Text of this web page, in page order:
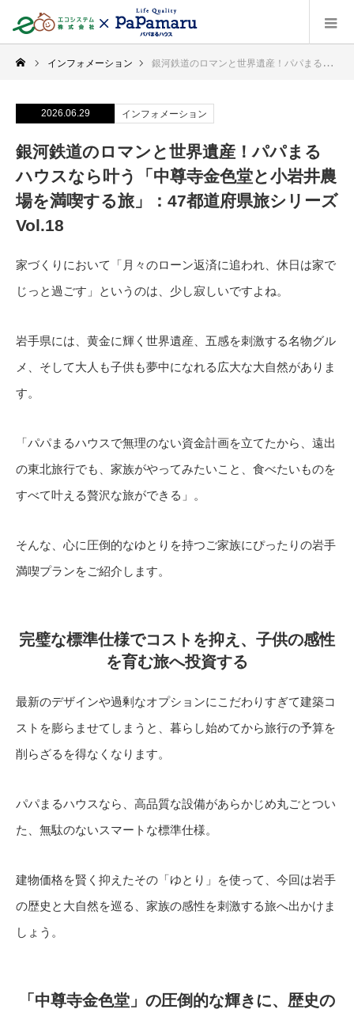
インフォメーション 銀河鉄道のロマンと世界遺産！パパまるハウスなら叶う「中尊寺金色堂と小岩井農場を満喫する旅」：47都道府県旅シリーズ Vol.18
2026.06.29 インフォメーション
銀河鉄道のロマンと世界遺産！パパまる
ハウスなら叶う「中尊寺金色堂と小岩井農
場を満喫する旅」：47都道府県旅シリーズ
Vol.18
家づくりにおいて「月々のローン返済に追われ、休日は家で
じっと過ごす」というのは、少し寂しいですよね。
岩手県には、黄金に輝く世界遺産、五感を刺激する名物グル
メ、そして大人も子供も夢中になれる広大な大自然がありま
す。
「パパまるハウスで無理のない資金計画を立てたから、遠出
の東北旅行でも、家族がやってみたいこと、食べたいものを
すべて叶える贅沢な旅ができる」。
そんな、心に圧倒的なゆとりを持つご家族にぴったりの岩手
満喫プランをご紹介します。
完璧な標準仕様でコストを抑え、子供の感性
を育む旅へ投資する
最新のデザインや過剰なオプションにこだわりすぎて建築コ
ストを膨らませてしまうと、暮らし始めてから旅行の予算を
削らざるを得なくなります。
パパまるハウスなら、高品質な設備があらかじめ丸ごとつい
た、無駄のないスマートな標準仕様。
建物価格を賢く抑えたその「ゆとり」を使って、今回は岩手
の歴史と大自然を巡る、家族の感性を刺激する旅へ出かけま
しょう。
「中尊寺金色堂」の圧倒的な輝きに、歴史の